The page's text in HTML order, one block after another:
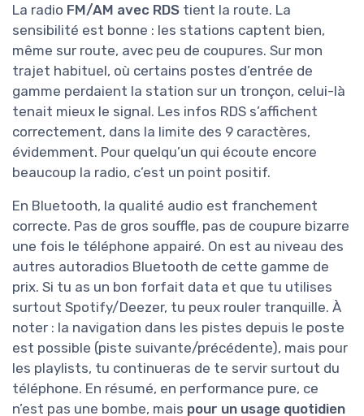
La radio FM/AM avec RDS tient la route. La
sensibilité est bonne : les stations captent bien,
même sur route, avec peu de coupures. Sur mon
trajet habituel, où certains postes d’entrée de
gamme perdaient la station sur un tronçon, celui-là
tenait mieux le signal. Les infos RDS s’affichent
correctement, dans la limite des 9 caractères,
évidemment. Pour quelqu’un qui écoute encore
beaucoup la radio, c’est un point positif.
En Bluetooth, la qualité audio est franchement
correcte. Pas de gros souffle, pas de coupure bizarre
une fois le téléphone appairé. On est au niveau des
autres autoradios Bluetooth de cette gamme de
prix. Si tu as un bon forfait data et que tu utilises
surtout Spotify/Deezer, tu peux rouler tranquille. À
noter : la navigation dans les pistes depuis le poste
est possible (piste suivante/précédente), mais pour
les playlists, tu continueras de te servir surtout du
téléphone. En résumé, en performance pure, ce
n’est pas une bombe, mais pour un usage quotidien